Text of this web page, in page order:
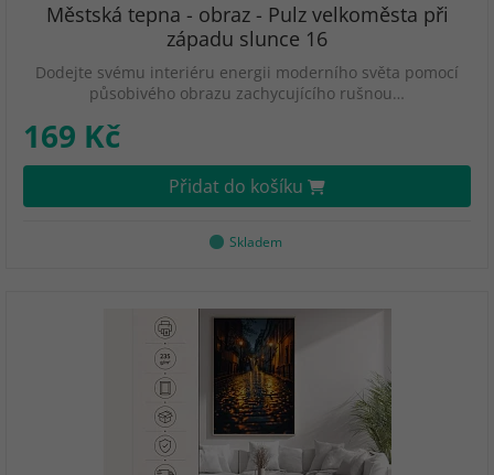
Městská tepna - obraz - Pulz velkoměsta při
západu slunce 16
Dodejte svému interiéru energii moderního světa pomocí
působivého obrazu zachycujícího rušnou…
169 Kč
Přidat do košíku
Skladem